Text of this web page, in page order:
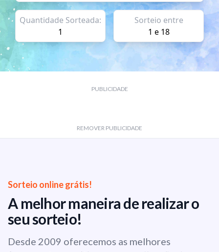
Quantidade Sorteada:
1
Sorteio entre
1 e 18
PUBLICIDADE
REMOVER PUBLICIDADE
Sorteio online grátis!
A melhor maneira de realizar o
seu sorteio!
Desde 2009 oferecemos as melhores